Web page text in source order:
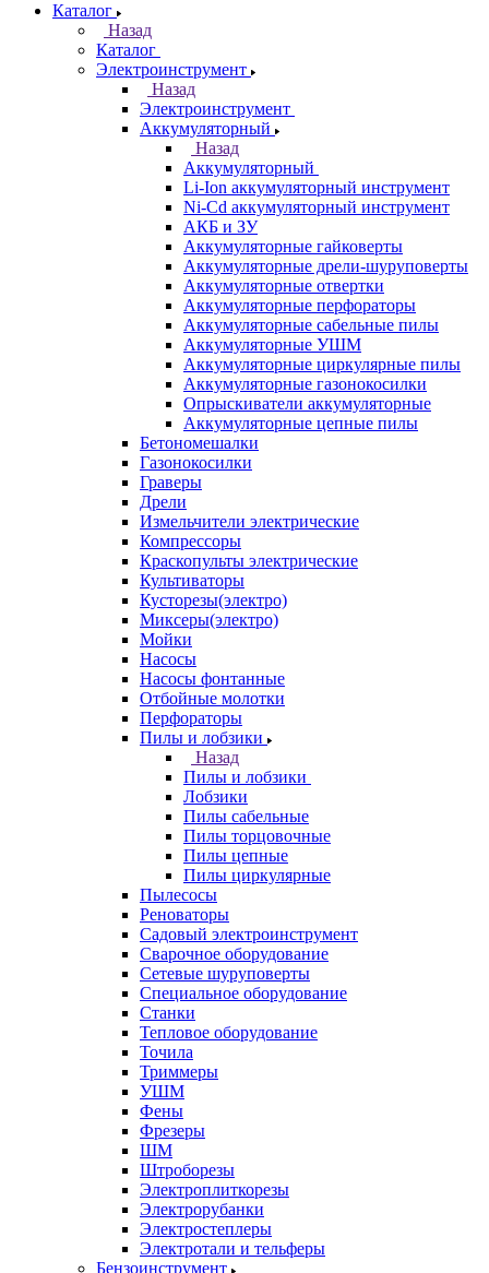
Каталог
Назад
Каталог
Электроинструмент
Назад
Электроинструмент
Аккумуляторный
Назад
Аккумуляторный
Li-Ion аккумуляторный инструмент
Ni-Cd аккумуляторный инструмент
АКБ и ЗУ
Аккумуляторные гайковерты
Аккумуляторные дрели-шуруповерты
Аккумуляторные отвертки
Аккумуляторные перфораторы
Аккумуляторные сабельные пилы
Аккумуляторные УШМ
Аккумуляторные циркулярные пилы
Аккумуляторные газонокосилки
Опрыскиватели аккумуляторные
Аккумуляторные цепные пилы
Бетономешалки
Газонокосилки
Граверы
Дрели
Измельчители электрические
Компрессоры
Краскопульты электрические
Культиваторы
Кусторезы(электро)
Миксеры(электро)
Мойки
Насосы
Насосы фонтанные
Отбойные молотки
Перфораторы
Пилы и лобзики
Назад
Пилы и лобзики
Лобзики
Пилы сабельные
Пилы торцовочные
Пилы цепные
Пилы циркулярные
Пылесосы
Реноваторы
Садовый электроинструмент
Сварочное оборудование
Сетевые шуруповерты
Специальное оборудование
Станки
Тепловое оборудование
Точила
Триммеры
УШМ
Фены
Фрезеры
ШМ
Штроборезы
Электроплиткорезы
Электрорубанки
Электростеплеры
Электротали и тельферы
Бензоинструмент